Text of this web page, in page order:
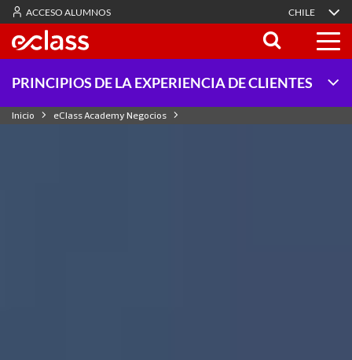
ACCESO ALUMNOS CHILE
PRINCIPIOS DE LA EXPERIENCIA DE CLIENTES
Inicio
eClass Academy Negocios
Principios de la Experiencia de Clientes